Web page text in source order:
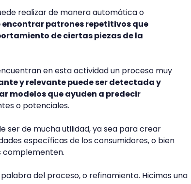
realizar de manera automática o
encontrar patrones repetitivos que
de ciertas piezas de la
en esta actividad un proceso muy
y relevante puede ser detectada y
modelos que ayuden a predecir
o potenciales.
ser de mucha utilidad, ya sea para crear
específicas de los consumidores, o bien
complementen.
del proceso, o refinamiento. Hicimos una